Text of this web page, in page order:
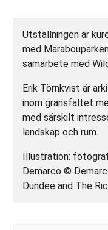
Utställningen är
med
samarbete med
Erik Törnkvist är
inom gränsfältet
med särskilt
landskap och rum.
Illustration:
Demarco ©
Dundee and The